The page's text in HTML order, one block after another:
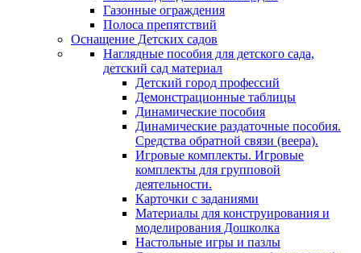
Газонные ограждения
Полоса препятствий
Оснащение Детских садов
Наглядные пособия для детского сада,
детский сад материал
Детский город профессий
Демонстрационные таблицы
Динамические пособия
Динамические раздаточные пособия.
Средства обратной связи (веера).
Игровые комплекты. Игровые
комплекты для групповой
деятельности.
Карточки с заданиями
Материалы для конструирования и
моделирования Дошколка
Настольные игры и пазлы